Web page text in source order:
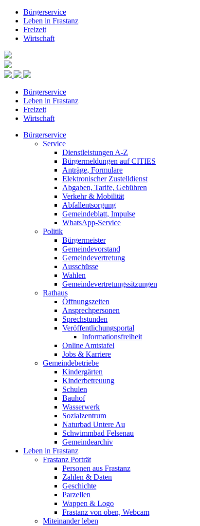
Bürgerservice
Leben in Frastanz
Freizeit
Wirtschaft
Bürgerservice
Leben in Frastanz
Freizeit
Wirtschaft
Bürgerservice
Service
Dienstleistungen A-Z
Bürgermeldungen auf CITIES
Anträge, Formulare
Elektronischer Zustelldienst
Abgaben, Tarife, Gebühren
Verkehr & Mobilität
Abfallentsorgung
Gemeindeblatt, Impulse
WhatsApp-Service
Politik
Bürgermeister
Gemeindevorstand
Gemeindevertretung
Ausschüsse
Wahlen
Gemeindevertretungssitzungen
Rathaus
Öffnungszeiten
Ansprechpersonen
Sprechstunden
Veröffentlichungsportal
Informationsfreiheit
Online Amtstafel
Jobs & Karriere
Gemeindebetriebe
Kindergärten
Kinderbetreuung
Schulen
Bauhof
Wasserwerk
Sozialzentrum
Naturbad Untere Au
Schwimmbad Felsenau
Gemeindearchiv
Leben in Frastanz
Frastanz Porträt
Personen aus Frastanz
Zahlen & Daten
Geschichte
Parzellen
Wappen & Logo
Frastanz von oben, Webcam
Miteinander leben